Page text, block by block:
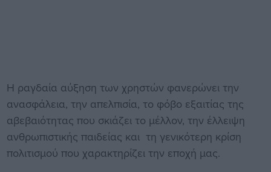
Η ραγδαία αύξηση των χρηστών φανερώνει την
ανασφάλεια, την απελπισία, το φόβο εξαιτίας της
αβεβαιότητας που σκιάζει το μέλλον, την έλλειψη
ανθρωπιστικής παιδείας και τη γενικότερη κρίση
πολιτισμού που χαρακτηρίζει την εποχή μας.